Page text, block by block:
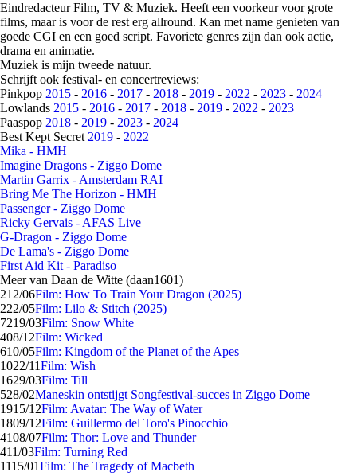
Eindredacteur Film, TV & Muziek. Heeft een voorkeur voor grote
films, maar is voor de rest erg allround. Kan met name genieten van
goede CGI en een goed script. Favoriete genres zijn dan ook actie,
drama en animatie.
Muziek is mijn tweede natuur.
Schrijft ook festival- en concertreviews:
Pinkpop 2015 - 2016 - 2017 - 2018 - 2019 - 2022 - 2023 - 2024
Lowlands 2015 - 2016 - 2017 - 2018 - 2019 - 2022 - 2023
Paaspop 2018 - 2019 - 2023 - 2024
Best Kept Secret 2019 - 2022
Mika - HMH
Imagine Dragons - Ziggo Dome
Martin Garrix - Amsterdam RAI
Bring Me The Horizon - HMH
Passenger - Ziggo Dome
Ricky Gervais - AFAS Live
G-Dragon - Ziggo Dome
De Lama's - Ziggo Dome
First Aid Kit - Paradiso
Meer van Daan de Witte (daan1601)
212/06Film: How To Train Your Dragon (2025)
222/05Film: Lilo & Stitch (2025)
7219/03Film: Snow White
408/12Film: Wicked
610/05Film: Kingdom of the Planet of the Apes
1022/11Film: Wish
1629/03Film: Till
528/02Maneskin ontstijgt Songfestival-succes in Ziggo Dome
1915/12Film: Avatar: The Way of Water
1809/12Film: Guillermo del Toro's Pinocchio
4108/07Film: Thor: Love and Thunder
411/03Film: Turning Red
1115/01Film: The Tragedy of Macbeth